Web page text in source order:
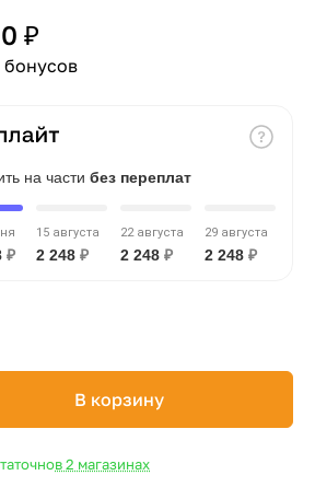
₽
бонусов
на части без переплат
₽
15 августа
2 248 ₽
22 августа
2 248 ₽
29 августа
2 248 ₽
В корзину
в 2 магазинах